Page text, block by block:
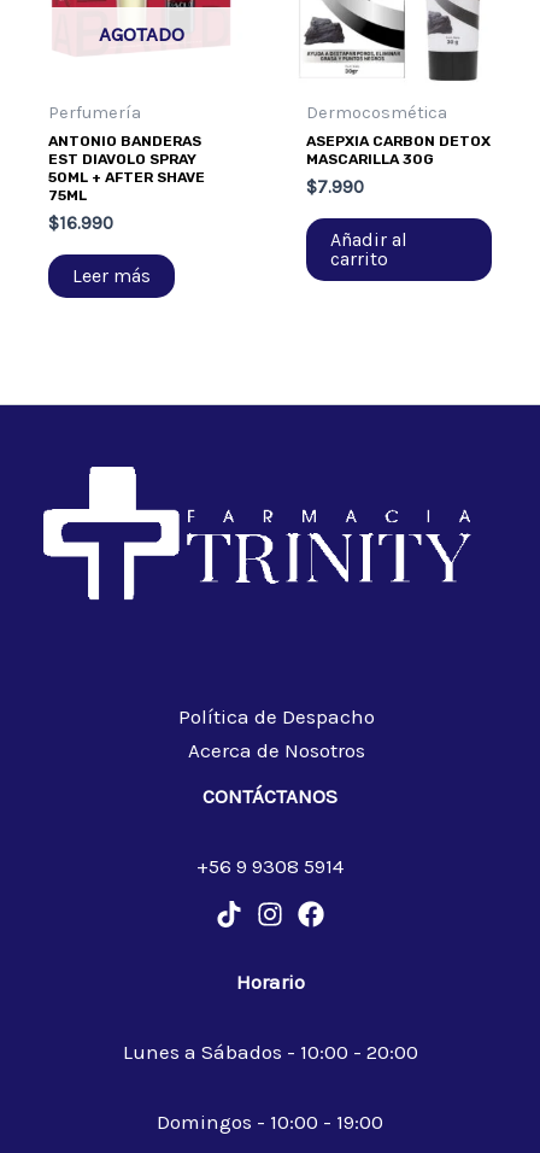
AGOTADO
Perfumería
ANTONIO BANDERAS
EST DIAVOLO SPRAY
50ML + AFTER SHAVE
75ML
$16.990
Leer más
Dermocosmética
ASEPXIA CARBON DETOX
MASCARILLA 30G
$7.990
Añadir al
carrito
Política de Despacho
Acerca de Nosotros
CONTÁCTANOS
+56 9 9308 5914
Horario
Lunes a Sábados - 10:00 - 20:00
Domingos - 10:00 - 19:00